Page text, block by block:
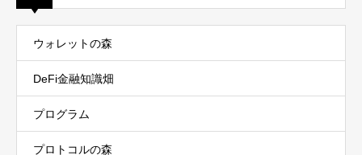
ウォレットの森
DeFi金融知識畑
プログラム
プロトコルの森